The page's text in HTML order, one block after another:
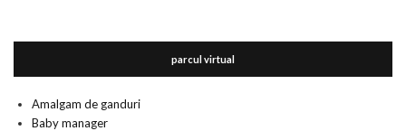
parcul virtual
Amalgam de ganduri
Baby manager